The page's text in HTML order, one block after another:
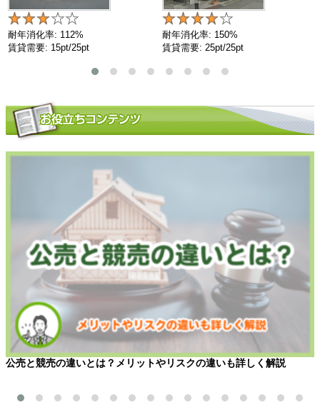
耐年消化率: 112%
賃貸需要: 15pt/25pt
耐年消化率: 150%
賃貸需要: 25pt/25pt
公売と競売の違いとは？メリットやリスクの違いも詳しく解説